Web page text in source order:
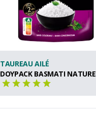
TAUREAU AILÉ
DOYPACK BASMATI NATURE